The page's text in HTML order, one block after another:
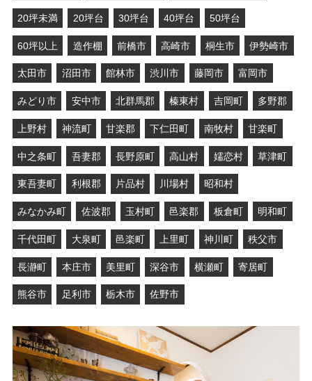
20坪未満 20坪台 30坪台 40坪台 50坪台
60坪以上 造作棚 前橋市 高崎市 桐生市 伊勢崎市
太田市 沼田市 館林市 渋川市 藤岡市 富岡市
みどり市 安中市 北群馬郡 榛東村 吉岡町 多野郡
上野村 神流町 甘楽郡 下仁田町 南牧村 甘楽町
中之条町 吾妻郡 長野原町 高山村 嬬恋村 草津町
東吾妻町 利根郡 片品村 川場村 昭和村
みなかみ町 佐波郡 玉村町 邑楽郡 板倉町 明和町
千代田町 大泉町 邑楽町 上里町 神川町 秩父市
長瀞町 本庄市 美里町 深谷市 横瀬町 寄居町
熊谷市 足利市 栃木市 佐野市